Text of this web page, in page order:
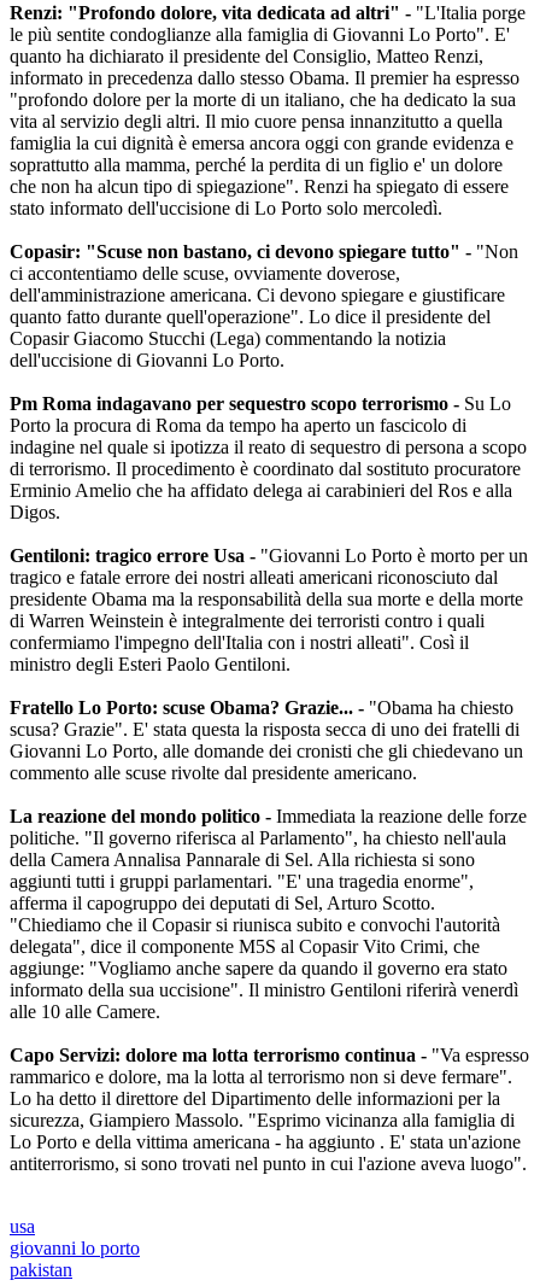
Renzi: "Profondo dolore, vita dedicata ad altri" - "L'Italia porge
le più sentite condoglianze alla famiglia di Giovanni Lo Porto". E'
quanto ha dichiarato il presidente del Consiglio, Matteo Renzi,
informato in precedenza dallo stesso Obama. Il premier ha espresso
"profondo dolore per la morte di un italiano, che ha dedicato la sua
vita al servizio degli altri. Il mio cuore pensa innanzitutto a quella
famiglia la cui dignità è emersa ancora oggi con grande evidenza e
soprattutto alla mamma, perché la perdita di un figlio e' un dolore
che non ha alcun tipo di spiegazione". Renzi ha spiegato di essere
stato informato dell'uccisione di Lo Porto solo mercoledì.
Copasir: "Scuse non bastano, ci devono spiegare tutto" - "Non
ci accontentiamo delle scuse, ovviamente doverose,
dell'amministrazione americana. Ci devono spiegare e giustificare
quanto fatto durante quell'operazione". Lo dice il presidente del
Copasir Giacomo Stucchi (Lega) commentando la notizia
dell'uccisione di Giovanni Lo Porto.
Pm Roma indagavano per sequestro scopo terrorismo - Su Lo
Porto la procura di Roma da tempo ha aperto un fascicolo di
indagine nel quale si ipotizza il reato di sequestro di persona a scopo
di terrorismo. Il procedimento è coordinato dal sostituto procuratore
Erminio Amelio che ha affidato delega ai carabinieri del Ros e alla
Digos.
Gentiloni: tragico errore Usa - "Giovanni Lo Porto è morto per un
tragico e fatale errore dei nostri alleati americani riconosciuto dal
presidente Obama ma la responsabilità della sua morte e della morte
di Warren Weinstein è integralmente dei terroristi contro i quali
confermiamo l'impegno dell'Italia con i nostri alleati". Così il
ministro degli Esteri Paolo Gentiloni.
Fratello Lo Porto: scuse Obama? Grazie... - "Obama ha chiesto
scusa? Grazie". E' stata questa la risposta secca di uno dei fratelli di
Giovanni Lo Porto, alle domande dei cronisti che gli chiedevano un
commento alle scuse rivolte dal presidente americano.
La reazione del mondo politico - Immediata la reazione delle forze
politiche. "Il governo riferisca al Parlamento", ha chiesto nell'aula
della Camera Annalisa Pannarale di Sel. Alla richiesta si sono
aggiunti tutti i gruppi parlamentari. "E' una tragedia enorme",
afferma il capogruppo dei deputati di Sel, Arturo Scotto.
"Chiediamo che il Copasir si riunisca subito e convochi l'autorità
delegata", dice il componente M5S al Copasir Vito Crimi, che
aggiunge: "Vogliamo anche sapere da quando il governo era stato
informato della sua uccisione". Il ministro Gentiloni riferirà venerdì
alle 10 alle Camere.
Capo Servizi: dolore ma lotta terrorismo continua - "Va espresso
rammarico e dolore, ma la lotta al terrorismo non si deve fermare".
Lo ha detto il direttore del Dipartimento delle informazioni per la
sicurezza, Giampiero Massolo. "Esprimo vicinanza alla famiglia di
Lo Porto e della vittima americana - ha aggiunto . E' stata un'azione
antiterrorismo, si sono trovati nel punto in cui l'azione aveva luogo".
usa
giovanni lo porto
pakistan